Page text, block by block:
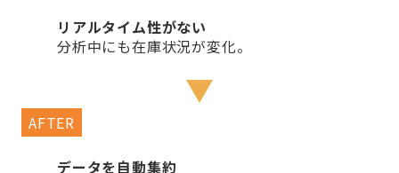
リアルタイム性がない
分析中にも在庫状況が変化。
AFTER
データを自動集約